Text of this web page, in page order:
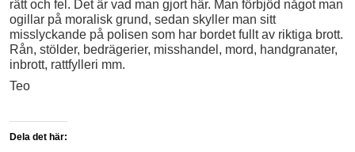
rätt och fel. Det är vad man gjort här. Man förbjöd något man
ogillar på moralisk grund, sedan skyller man sitt
misslyckande på polisen som har bordet fullt av riktiga brott.
Rån, stölder, bedrägerier, misshandel, mord, handgranater,
inbrott, rattfylleri mm.
Teo
Dela det här: